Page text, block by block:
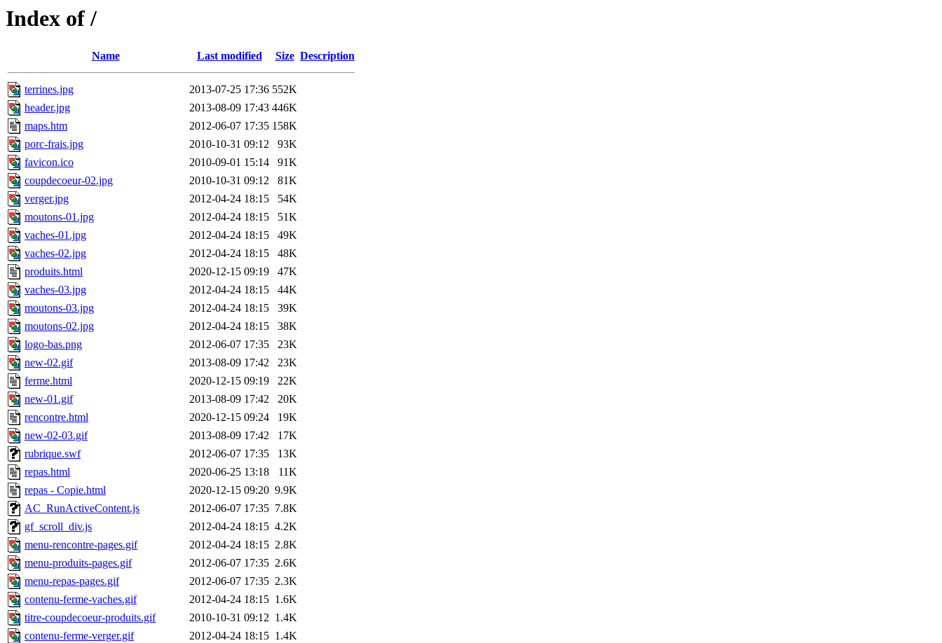
Index of /
Name Last modified Size Description
terrines.jpg 2013-07-25 17:36 552K
header.jpg
2013-08-09 17:43 446K
maps.htm
2012-06-07 17:35 158K
porc-frais.jpg
2010-10-31 09:12
93K
favicon.ico
2010-09-01 15:14
91K
coupdecoeur-02.jpg
2010-10-31 09:12
81K
verger.jpg
2012-04-24 18:15
54K
moutons-01.jpg
2012-04-24 18:15
51K
vaches-01.jpg
2012-04-24 18:15
49K
vaches-02.jpg
2012-04-24 18:15
48K
produits.html
2020-12-15 09:19
47K
vaches-03.jpg
2012-04-24 18:15
44K
moutons-03.jpg
2012-04-24 18:15
39K
moutons-02.jpg
2012-04-24 18:15
38K
logo-bas.png
2012-06-07 17:35
23K
new-02.gif
2013-08-09 17:42
23K
ferme.html
2020-12-15 09:19
22K
new-01.gif
2013-08-09 17:42
20K
rencontre.html
2020-12-15 09:24
19K
new-02-03.gif
2013-08-09 17:42
17K
rubrique.swf
2012-06-07 17:35
13K
repas.html
2020-06-25 13:18
11K
repas - Copie.html
2020-12-15 09:20 9.9K
AC_RunActiveContent.js
2012-06-07 17:35 7.8K
gf_scroll_div.js
2012-04-24 18:15 4.2K
menu-rencontre-pages.gif
2012-04-24 18:15 2.8K
menu-produits-pages.gif
2012-06-07 17:35 2.6K
menu-repas-pages.gif
2012-06-07 17:35 2.3K
contenu-ferme-vaches.gif
2012-04-24 18:15 1.6K
titre-coupdecoeur-produits.gif
2010-10-31 09:12 1.4K
contenu-ferme-verger.gif
2012-04-24 18:15 1.4K